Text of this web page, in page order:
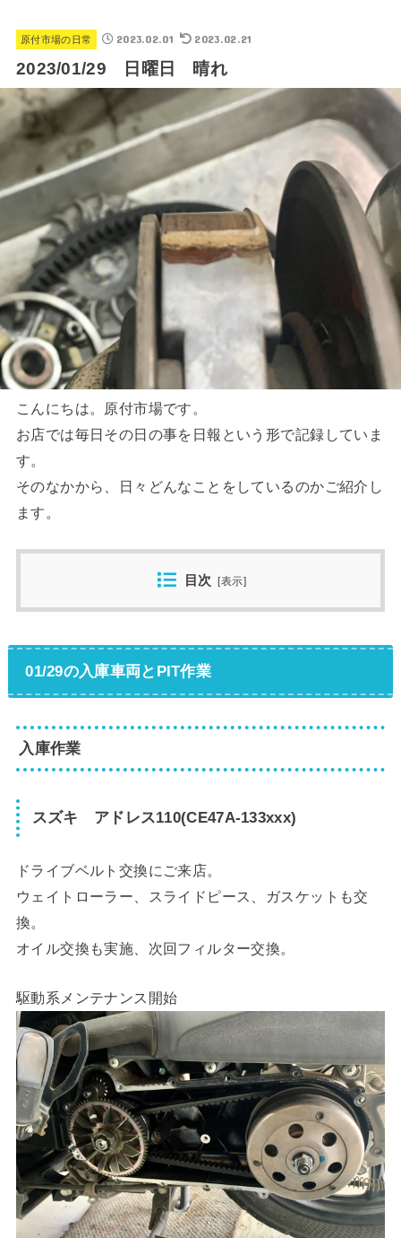
原付市場の日常 2023.02.01 2023.02.21
2023/01/29 日曜日 晴れ
こんにちは。原付市場です。
お店では毎日その日の事を日報という形で記録していま
す。
そのなかから、日々どんなことをしているのかご紹介し
ます。
目次 [表示]
01/29の入庫車両とPIT作業
入庫作業
スズキ アドレス110(CE47A-133xxx)
ドライブベルト交換にご来店。
ウェイトローラー、スライドピース、ガスケットも交
換。
オイル交換も実施、次回フィルター交換。
駆動系メンテナンス開始